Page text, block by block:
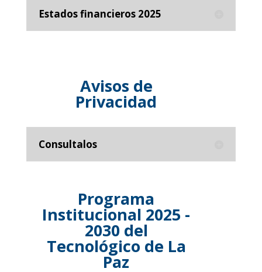
Estados financieros 2025
Avisos de
Privacidad
Consultalos
Programa
Institucional 2025 -
2030 del
Tecnológico de La
Paz